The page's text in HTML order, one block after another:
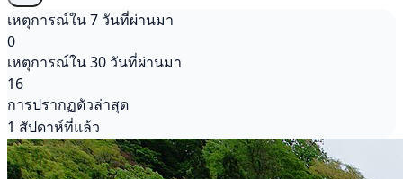
เหตุการณ์ใน 7 วันที่ผ่านมา
0
เหตุการณ์ใน 30 วันที่ผ่านมา
16
การปรากฏตัวล่าสุด
1 สัปดาห์ที่แล้ว